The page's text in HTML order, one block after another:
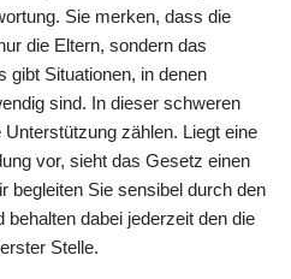
Sie merken, dass die
die Eltern, sondern das
gibt Situationen, in denen
sind. In dieser schweren
zählen. Liegt eine
vor, sieht das Gesetz einen
begleiten Sie sensibel durch den
dabei jederzeit den die
Stelle.